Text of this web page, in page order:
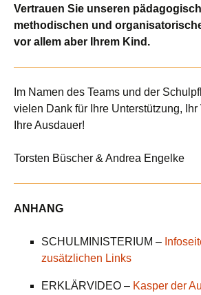
Vertrauen Sie unseren
methodischen und
vor allem aber Ihrem Kind.
Im Namen des Teams und der
vielen Dank für Ihre Unterstützung, Ihr
Ihre Ausdauer!
Torsten Büscher & Andrea Engelke
ANHANG
SCHULMINISTERIUM –
zusätzlichen Links
ERKLÄRVIDEO – Kasper der